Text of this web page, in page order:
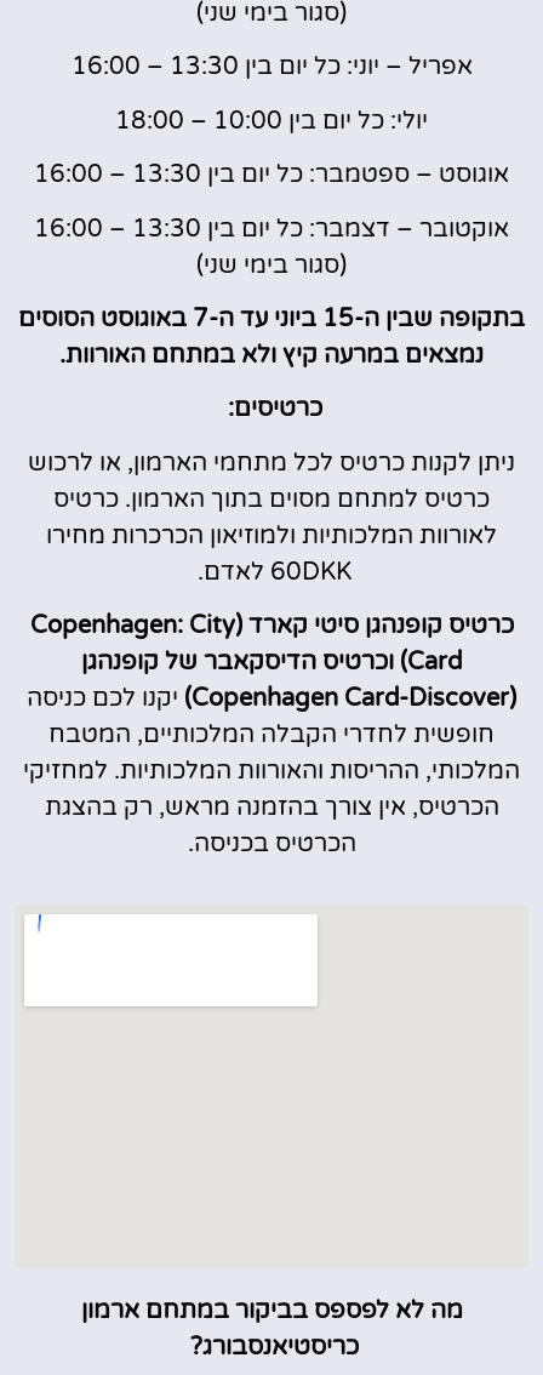
(סגור בימי שני)
אפריל – יוני: כל יום בין 13:30 – 16:00
יולי: כל יום בין 10:00 – 18:00
אוגוסט – ספטמבר: כל יום בין 13:30 – 16:00
אוקטובר – דצמבר: כל יום בין 13:30 – 16:00
(סגור בימי שני)
בתקופה שבין ה-15 ביוני עד ה-7 באוגוסט הסוסים
נמצאים במרעה קיץ ולא במתחם האורוות.
כרטיסים:
ניתן לקנות כרטיס לכל מתחמי הארמון, או לרכוש
כרטיס למתחם מסוים בתוך הארמון. כרטיס
לאורוות המלכותיות ולמוזיאון הכרכרות מחירו
60DKK לאדם.
כרטיס קופנהגן סיטי קארד (Copenhagen: City
Card) וכרטיס הדיסקאבר של קופנהגן
(Copenhagen Card-Discover)
יקנו לכם כניסה
חופשית לחדרי הקבלה המלכותיים, המטבח
המלכותי, ההריסות והאורוות המלכותיות. למחזיקי
הכרטיס, אין צורך בהזמנה מראש, רק בהצגת
הכרטיס בכניסה.
מה לא לפספס בביקור במתחם ארמון
כריסטיאנסבורג?